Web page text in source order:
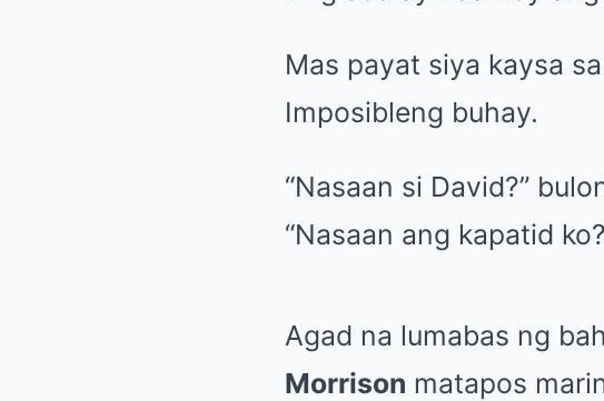
Mas payat siya kaysa
Imposibleng buhay.
“Nasaan si David?”
“Nasaan ang kapatid
Agad na lumabas ng
Morrison matapos